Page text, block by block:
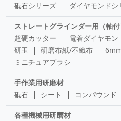
砥石シリーズ
ダイヤモンドシ
ストレートグラインダー用（軸
超硬カッター
電着ダイヤモン
研玉
研磨布紙/不織布
ミニチュアブラシ
手作業用研磨材
砥石
シート コンパウンド
各種機械用研磨材